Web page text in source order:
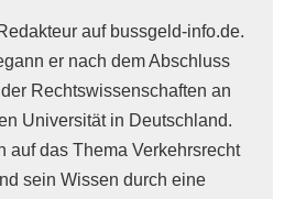
auf bussgeld-info.de.
er nach dem Abschluss
Rechtswissenschaften an
Universität in Deutschland.
auf das Thema Verkehrsrecht
sein Wissen durch eine